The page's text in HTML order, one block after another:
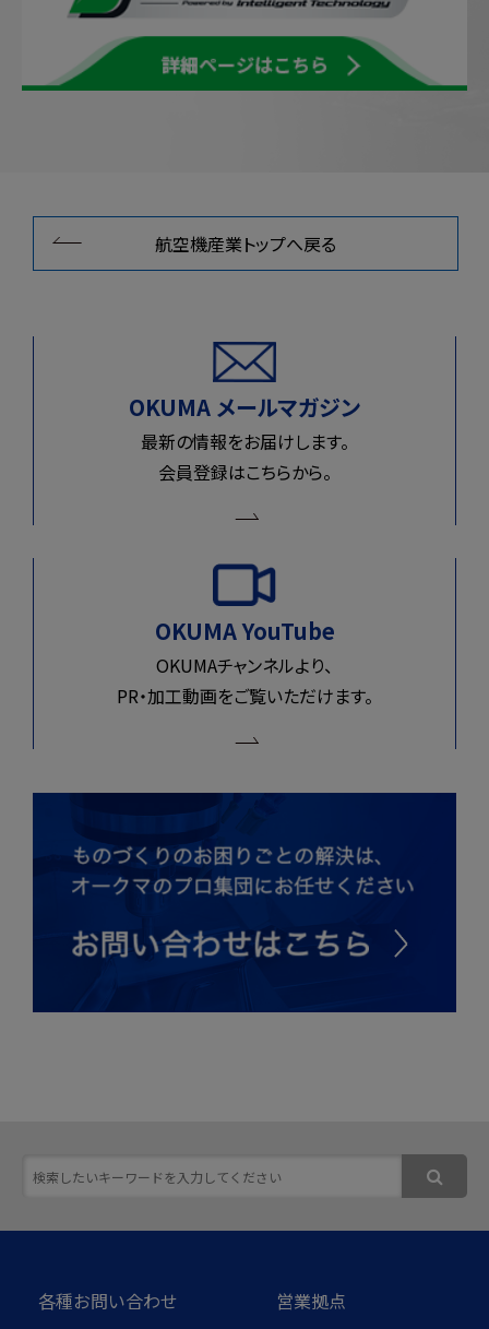
航空機産業トップへ戻る
OKUMA メールマガジン
最新の情報をお届けします。
会員登録はこちらから。
OKUMA YouTube
OKUMAチャンネルより、
PR・加工動画をご覧いただけます。
各種お問い合わせ 営業拠点